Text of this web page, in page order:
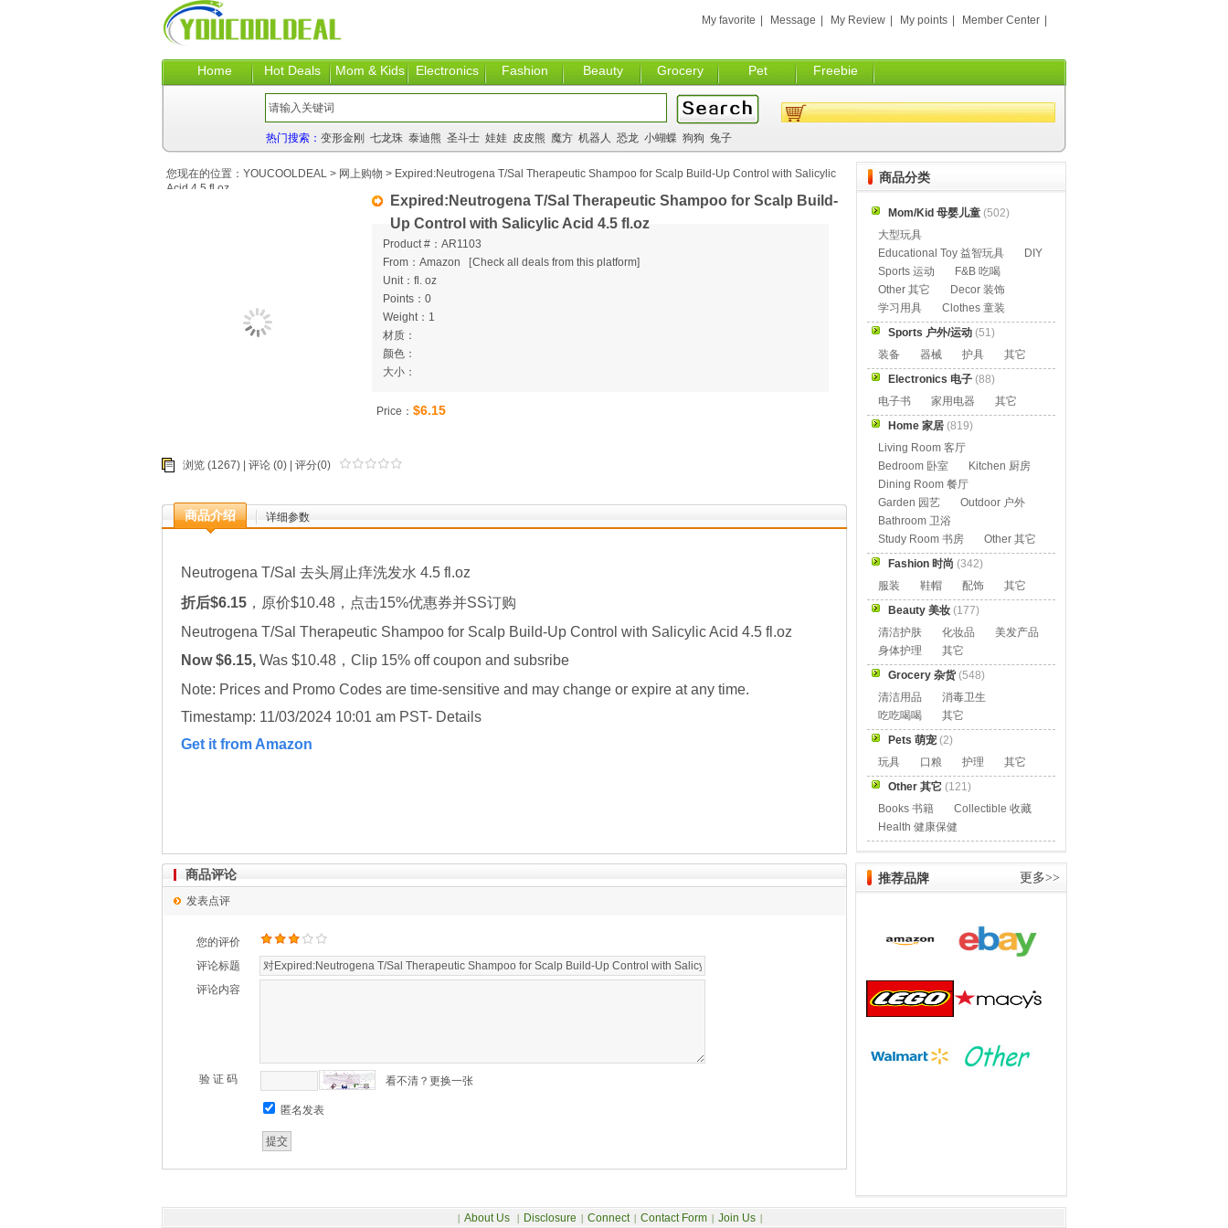
Home Hot Deals Mom & Kids Electronics Fashion Beauty Grocery Pet Freebie
My favorite Message My Review My points Member Center
热门搜索： 变形金刚 七龙珠 泰迪熊 圣斗士 娃娃 皮皮熊 魔方 机器人 恐龙 小蝴蝶 狗狗 兔子
Expired:Neutrogena T/Sal Therapeutic Shampoo for Scalp Build-
Up Control with Salicylic Acid 4.5 fl.oz
Product #：AR1103
From：Amazon
[Check all deals from this platform]
Unit：fl. oz
Points：0
Weight：1
材质：
颜色：
大小：
Price： $6.15
浏览 (1267) | 评论 (0) | 评分(0)
商品介绍 详细参数
Neutrogena T/Sal 去头屑止痒洗发水 4.5 fl.oz
折后$6.15 ，原价$10.48，点击15%优惠券并SS订购
Neutrogena T/Sal Therapeutic Shampoo for Scalp Build-Up Control with Salicylic Acid 4.5 fl.oz
Now $6.15, Was $10.48，Clip 15% off coupon and subsribe
Note: Prices and Promo Codes are time-sensitive and may change or expire at any time.
Timestamp: 11/03/2024 10:01 am PST- Details
Get it from Amazon
您现在的位置： YOUCOOLDEAL > 网上购物 > Expired:Neutrogena T/Sal Therapeutic Shampoo for Scalp Build-Up Control with Salicylic
Acid 4.5 fl.oz
商品评论
发表点评
您的评价
评论标题
评论内容
验 证 码 看不清？更换一张
匿名发表
商品分类
Mom/Kid 母婴儿童 (502)
大型玩具
Educational Toy 益智玩具
DIY
Sports 运动
F&B 吃喝
Other 其它
Decor 装饰
学习用具
Clothes 童装
Sports 户外/运动 (51)
装备
器械 护具
其它
Electronics 电子 (88)
电子书
家用电器
其它
Home 家居 (819)
Living Room 客厅
Bedroom 卧室
Kitchen 厨房
Dining Room 餐厅
Garden 园艺
Outdoor 户外
Bathroom 卫浴
Study Room 书房
Other 其它
Fashion 时尚 (342)
服装
鞋帽 配饰
其它
Beauty 美妆 (177)
清洁护肤
化妆品
美发产品
身体护理
其它
Grocery 杂货(548)
清洁用品
消毒卫生
吃吃喝喝
其它
Pets 萌宠 (2)
玩具
口粮 护理
其它
Other 其它 (121)
Books 书籍
Collectible 收藏
Health 健康保健
推荐品牌 更多>>
| About Us | Disclosure | Connect | Contact Form | Join Us |